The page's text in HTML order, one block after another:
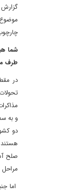
گزارش
شما
طرف
در
و به
دو
صلح
مراحل
اما